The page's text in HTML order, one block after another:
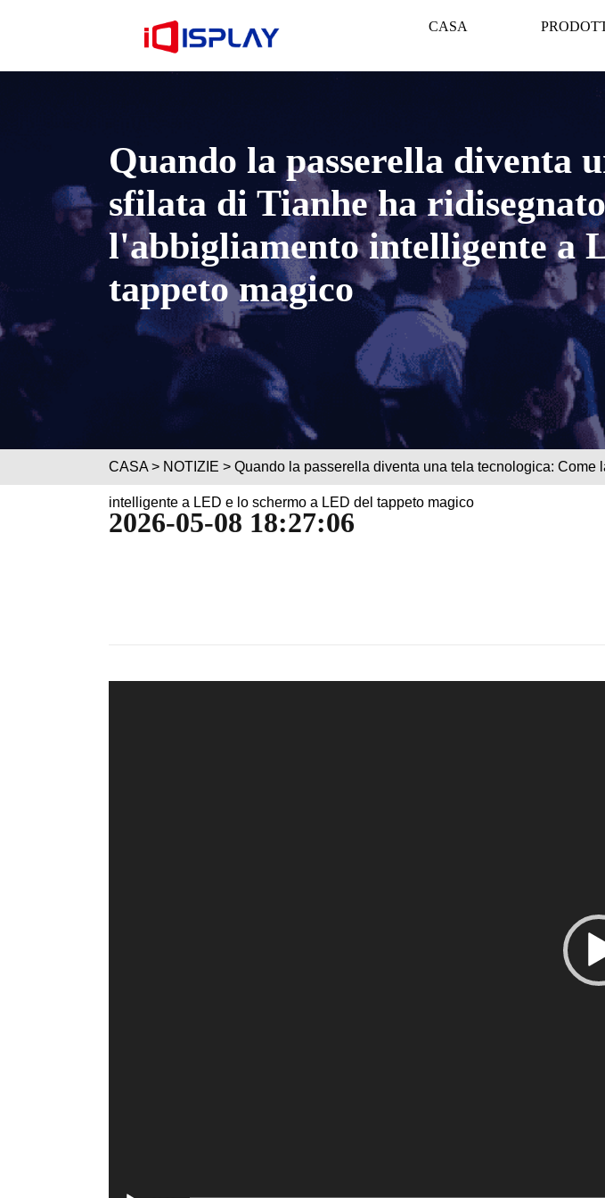
CASA
Quando la passerella diventa
sfilata di Tianhe ha
l'abbigliamento intelligente a
tappeto magico
CASA > NOTIZIE > Quando la passerella diventa una tela tecnologica:
intelligente a LED e lo schermo a LED del tappeto magico
2026-05-08 18:27:06